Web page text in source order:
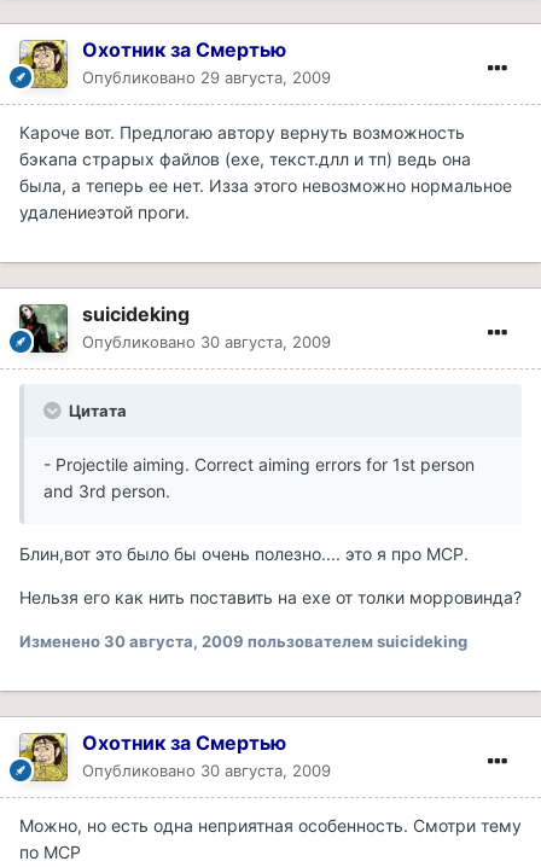
Охотник за Смертью
Опубликовано 29 августа, 2009
Кароче вот. Предлогаю автору вернуть возможность
бэкапа страрых файлов (ехе, текст.длл и тп) ведь она
была, а теперь ее нет. Изза этого невозможно нормальное
удалениеэтой проги.
suicideking
Опубликовано 30 августа, 2009
Цитата
- Projectile aiming. Correct aiming errors for 1st person
and 3rd person.
Блин,вот это было бы очень полезно.... это я про MCP.
Нельзя его как нить поставить на exe от толки морровинда?
Изменено30 августа, 2009 пользователем suicideking
Охотник за Смертью
Опубликовано 30 августа, 2009
Можно, но есть одна неприятная особенность. Смотри тему
по МСР